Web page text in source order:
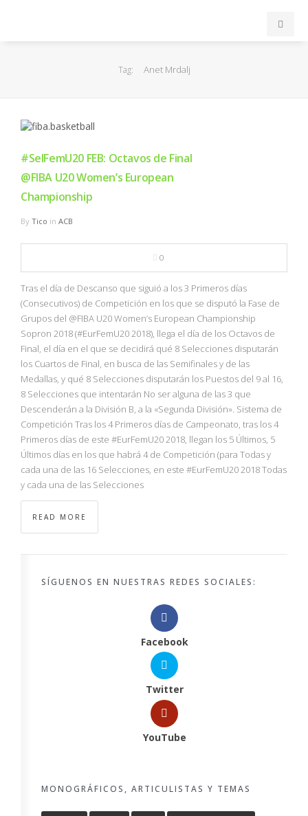
EuroLeague
FIBA
OTROS
NBA
MULTIMEDIA
Tag: Anet Mrdalj
#SelFemU20 FEB: Octavos de Final
@FIBA U20 Women’s European
Championship
By Tico in ACB
0
Tras el día de Descanso que siguió a los 3 Primeros días
(Consecutivos) de Competición en los que se disputó la Fase de
Grupos del @FIBA U20 Women’s European Championship
Sopron 2018 (#EurFemU20 2018), llega el día de los Octavos de
Final, el día en el que se decidirá qué 8 Selecciones disputarán
los Cuartos de Final, en busca de las Semifinales y de las
Medallas, y qué 8 Selecciones disputarán los Puestos del 9 al 16,
8 Selecciones que intentarán No ser alguna de las 3 que
Descenderán a la División B, a la «Segunda División». Sistema de
Competición Tras los 4 Primeros días de Campeonato, tras los 4
Primeros días de este #EurFemU20 2018, llegan los 5 Últimos, 5
Últimos días en los que habrá 4 de Competición (para Todas y
cada una de las 16 Selecciones, en este #EurFemU20 2018 Todas
y cada una de las Selecciones
READ MORE
SÍGUENOS EN NUESTRAS REDES SOCIALES:
Facebook
Twitter
YouTube
MONOGRÁFICOS, ARTICULISTAS Y TEMAS